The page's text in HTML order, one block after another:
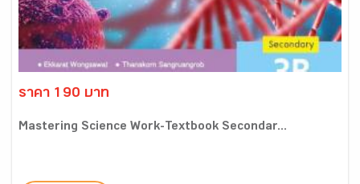
ราคา 190 บาท
Mastering Science Work-Textbook Secondar...